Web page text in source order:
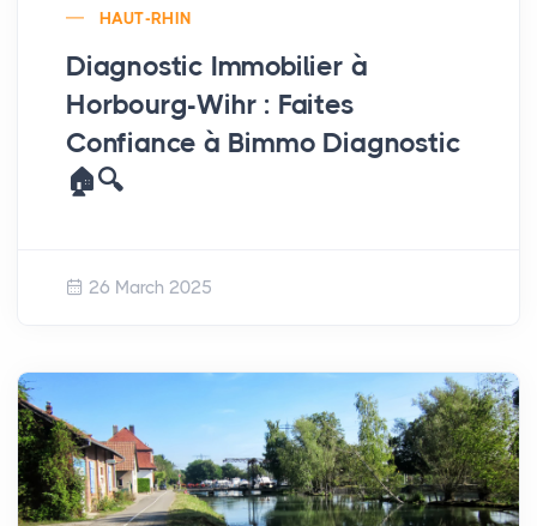
HAUT-RHIN
Diagnostic Immobilier à
Horbourg-Wihr : Faites
Confiance à Bimmo Diagnostic
🏠🔍
26 March 2025